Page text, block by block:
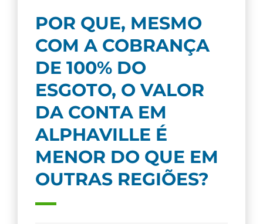
POR QUE, MESMO
COM A COBRANÇA
DE 100% DO
ESGOTO, O VALOR
DA CONTA EM
ALPHAVILLE É
MENOR DO QUE EM
OUTRAS REGIÕES?